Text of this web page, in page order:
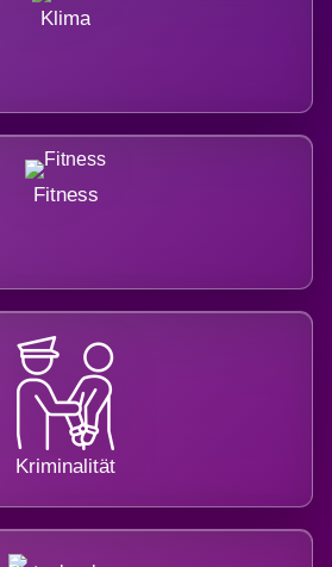
Klima
Fitness
Kriminalität